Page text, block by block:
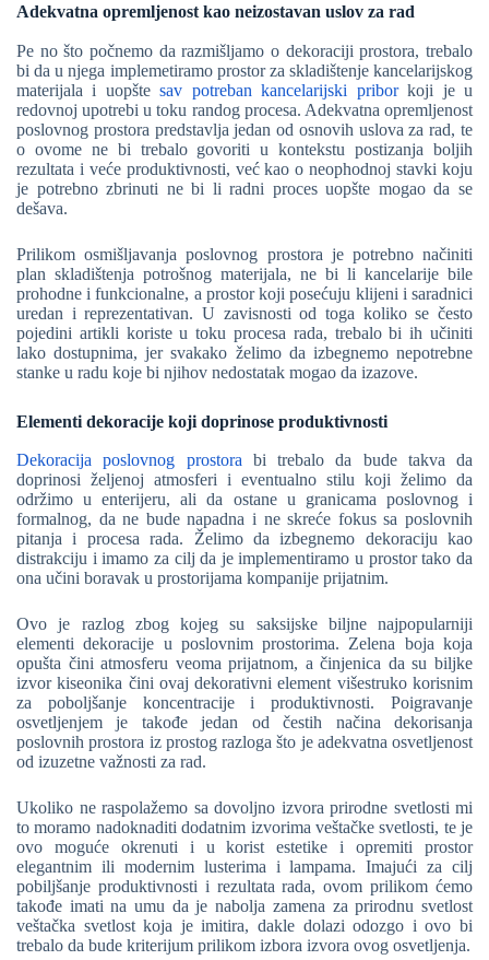
Adekvatna opremljenost kao neizostavan uslov za rad
Pe no što počnemo da razmišljamo o dekoraciji prostora, trebalo
bi da u njega implemetiramo prostor za skladištenje kancelarijskog
materijala i uopštesav potreban kancelarijski priborkoji je u
redovnoj upotrebi u toku randog procesa. Adekvatna opremljenost
poslovnog prostora predstavlja jedan od osnovih uslova za rad, te
o ovome ne bi trebalo govoriti u kontekstu postizanja boljih
rezultata i veće produktivnosti, već kao o neophodnoj stavki koju
je potrebno zbrinuti ne bi li radni proces uopšte mogao da se
dešava.
Prilikom osmišljavanja poslovnog prostora je potrebno načiniti
plan skladištenja potrošnog materijala, ne bi li kancelarije bile
prohodne i funkcionalne, a prostor koji posećuju klijeni i saradnici
uredan i reprezentativan. U zavisnosti od toga koliko se često
pojedini artikli koriste u toku procesa rada, trebalo bi ih učiniti
lako dostupnima, jer svakako želimo da izbegnemo nepotrebne
stanke u radu koje bi njihov nedostatak mogao da izazove.
Elementi dekoracije koji doprinose produktivnosti
Dekoracija poslovnog prostora bi trebalo da bude takva da
doprinosi željenoj atmosferi i eventualno stilu koji želimo da
održimo u enterijeru, ali da ostane u granicama poslovnog i
formalnog, da ne bude napadna i ne skreće fokus sa poslovnih
pitanja i procesa rada. Želimo da izbegnemo dekoraciju kao
distrakciju i imamo za cilj da je implementiramo u prostor tako da
ona učini boravak u prostorijama kompanije prijatnim.
Ovo je razlog zbog kojeg su saksijske biljne najpopularniji
elementi dekoracije u poslovnim prostorima. Zelena boja koja
opušta čini atmosferu veoma prijatnom, a činjenica da su biljke
izvor kiseonika čini ovaj dekorativni element višestruko korisnim
za poboljšanje koncentracije i produktivnosti. Poigravanje
osvetljenjem je takođe jedan od čestih načina dekorisanja
poslovnih prostora iz prostog razloga što je adekvatna osvetljenost
od izuzetne važnosti za rad.
Ukoliko ne raspolažemo sa dovoljno izvora prirodne svetlosti mi
to moramo nadoknaditi dodatnim izvorima veštačke svetlosti, te je
ovo moguće okrenuti i u korist estetike i opremiti prostor
elegantnim ili modernim lusterima i lampama. Imajući za cilj
pobiljšanje produktivnosti i rezultata rada, ovom prilikom ćemo
takođe imati na umu da je nabolja zamena za prirodnu svetlost
veštačka svetlost koja je imitira, dakle dolazi odozgo i ovo bi
trebalo da bude kriterijum prilikom izbora izvora ovog osvetljenja.